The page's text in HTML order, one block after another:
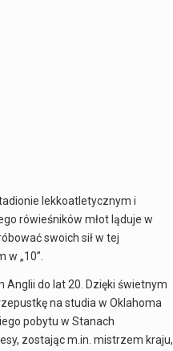
lekkoatletycznym i
rówieśników młot ląduje w
swoich sił w tej
w „10”.
Anglii do lat 20. Dzięki świetnym
na studia w Oklahoma
pobytu w Stanach
zostając m.in. mistrzem kraju,